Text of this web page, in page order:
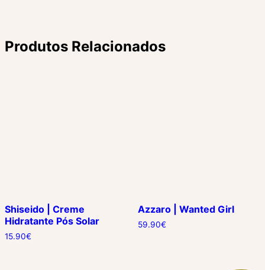
Produtos Relacionados
Shiseido | Creme
Hidratante Pós Solar
15.90€
Azzaro | Wanted Girl
59.90€